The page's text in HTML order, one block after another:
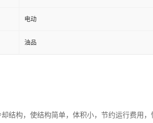
电动
油品
结构，使结构简单，体积小，节约运行费用